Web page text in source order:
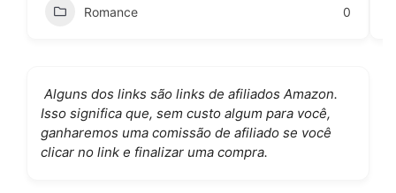
Romance 0
Alguns dos links são links de afiliados Amazon.
Isso significa que, sem custo algum para você,
ganharemos uma comissão de afiliado se você
clicar no link e finalizar uma compra.